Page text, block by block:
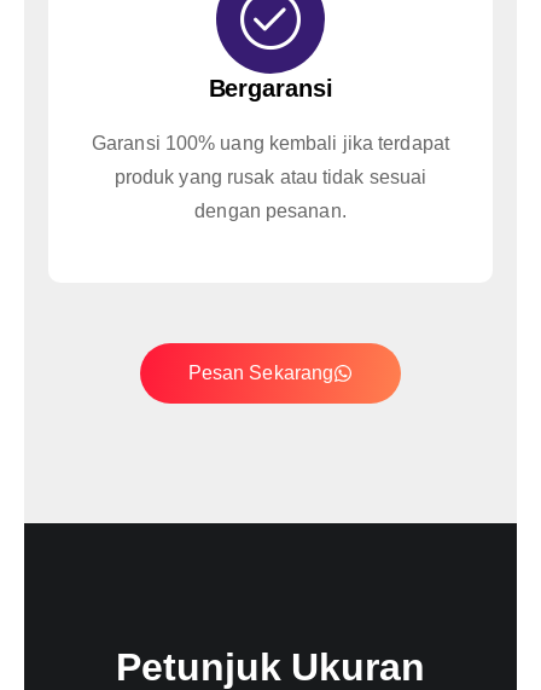
Bergaransi
Garansi 100% uang kembali jika terdapat
produk yang rusak atau tidak sesuai
dengan pesanan.
Pesan Sekarang
Petunjuk Ukuran